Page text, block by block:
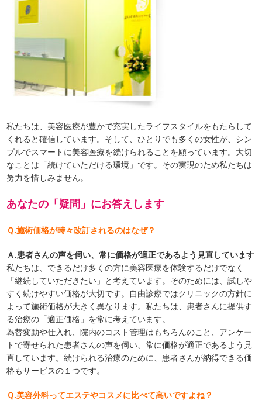
私たちは、美容医療が豊かで充実したライフスタイルをもたらして
くれると確信しています。そして、ひとりでも多くの女性が、シン
プルでスマートに美容医療を続けられることを願っています。大切
なことは「続けていただける環境」です。その実現のため私たちは
努力を惜しみません。
あなたの「疑問」にお答えします
Ｑ.施術価格が時々改訂されるのはなぜ？
Ａ.患者さんの声を伺い、常に価格が適正であるよう見直しています
私たちは、できるだけ多くの方に美容医療を体験するだけでなく
「継続していただきたい」と考えています。そのためには、試しや
すく続けやすい価格が大切です。自由診療ではクリニックの方針に
よって施術価格が大きく異なります。私たちは、患者さんに提供す
る治療の「適正価格」を常に考えています。
為替変動や仕入れ、院内のコスト管理はもちろんのこと、アンケー
トで寄せられた患者さんの声を伺い、常に価格が適正であるよう見
直しています。続けられる治療のために、患者さんが納得できる価
格もサービスの１つです。
Ｑ.美容外科ってエステやコスメに比べて高いですよね？